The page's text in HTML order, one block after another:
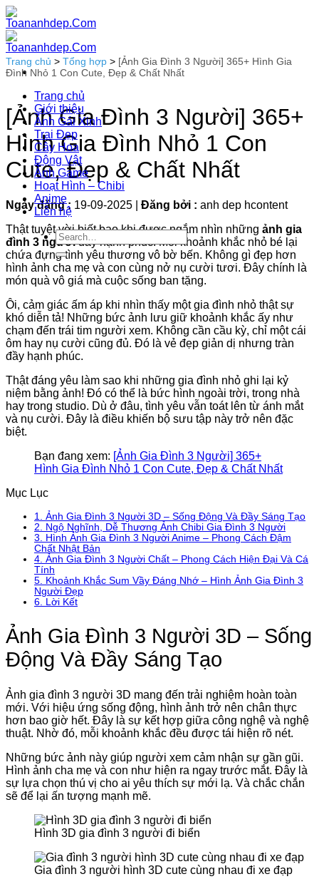
Bỏ
qua
nội
dung
Trang chủ
Giới thiệu
Ảnh Gái Xinh
Trai Đẹp
Cây Hoa
Động Vật
Ảnh Game
Hoạt Hình – Chibi
Anime
Liên hệ
Trang chủ > Tổng hợp > [Ảnh Gia Đình 3 Người] 365+ Hình Gia
Đình Nhỏ 1 Con Cute, Đẹp & Chất Nhất
[Ảnh Gia Đình 3 Người] 365+
Hình Gia Đình Nhỏ 1 Con
Cute, Đẹp & Chất Nhất
Ngày đăng : 19-09-2025 Đăng bởi : anh dep hcontent
Thật tuyệt vời biết bao khi được ngắm nhìn những ảnh gia
đình 3 ngườiđầy hạnh phúc! Mỗi khoảnh khắc nhỏ bé lại
chứa đựng tình yêu thương vô bờ bến. Không gì đẹp hơn
hình ảnh cha mẹ và con cùng nở nụ cười tươi. Đây chính là
món quà vô giá mà cuộc sống ban tặng.
Ôi, cảm giác ấm áp khi nhìn thấy một gia đình nhỏ thật sự
khó diễn tả! Những bức ảnh lưu giữ khoảnh khắc ấy như
chạm đến trái tim người xem. Không cần cầu kỳ, chỉ một cái
ôm hay nụ cười cũng đủ. Đó là vẻ đẹp giản dị nhưng tràn
đầy hạnh phúc.
Thật đáng yêu làm sao khi những gia đình nhỏ ghi lại kỷ
niệm bằng ảnh! Đó có thể là bức hình ngoài trời, trong nhà
hay trong studio. Dù ở đâu, tình yêu vẫn toát lên từ ánh mắt
và nụ cười. Đây là điều khiến bộ sưu tập này trở nên đặc
biệt.
Bạn đang xem: [Ảnh Gia Đình 3 Người] 365+
Hình Gia Đình Nhỏ 1 Con Cute, Đẹp & Chất Nhất
Mục Lục
1.
Ảnh Gia Đình 3 Người 3D – Sống Động Và Đầy Sáng Tạo
2.
Ngộ Nghĩnh, Dễ Thương Ảnh Chibi Gia Đình 3 Người
3.
Hình Ảnh Gia Đình 3 Người Anime – Phong Cách Đậm
Chất Nhật Bản
4. Ảnh Gia Đình 3 Người Chất – Phong Cách Hiện Đại Và Cá
Tính
5.
Khoảnh Khắc Sum Vầy Đáng Nhớ – Hình Ảnh Gia Đình 3
Người Đẹp
6.
Lời Kết
Ảnh Gia Đình 3 Người 3D – Sống
Động Và Đầy Sáng Tạo
Ảnh gia đình 3 người 3D mang đến trải nghiệm hoàn toàn
mới. Với hiệu ứng sống động, hình ảnh trở nên chân thực
hơn bao giờ hết. Đây là sự kết hợp giữa công nghệ và nghệ
thuật. Nhờ đó, mỗi khoảnh khắc đều được tái hiện rõ nét.
Những bức ảnh này giúp người xem cảm nhận sự gần gũi.
Hình ảnh cha mẹ và con như hiện ra ngay trước mắt. Đây là
sự lựa chọn thú vị cho ai yêu thích sự mới lạ. Và chắc chắn
sẽ để lại ấn tượng mạnh mẽ.
Hình 3D gia đình 3 người đi biển
Gia đình 3 người hình 3D cute cùng nhau đi xe đạp